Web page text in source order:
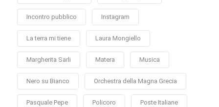
Incontro pubblico Instagram
La terra mi tiene Laura Mongiello
Margherita Sarli Matera Musica
Nero su Bianco Orchestra della Magna Grecia
Pasquale Pepe Policoro Poste Italiane